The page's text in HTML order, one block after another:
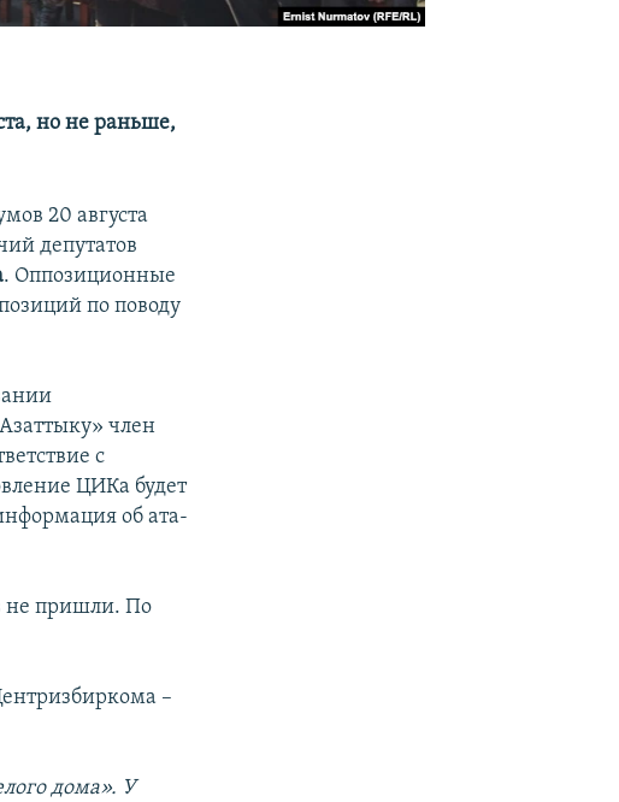
но не раньше,
20 августа
депутатов
. Оппозиционные
по поводу
член
с
ЦИКа будет
об ата-
не пришли. По
–
дома». У